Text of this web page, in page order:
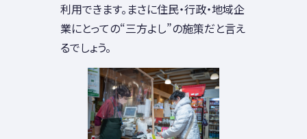
利用できます。まさに住民・行政・地域企
業にとっての“三方よし”の施策だと言え
るでしょう。